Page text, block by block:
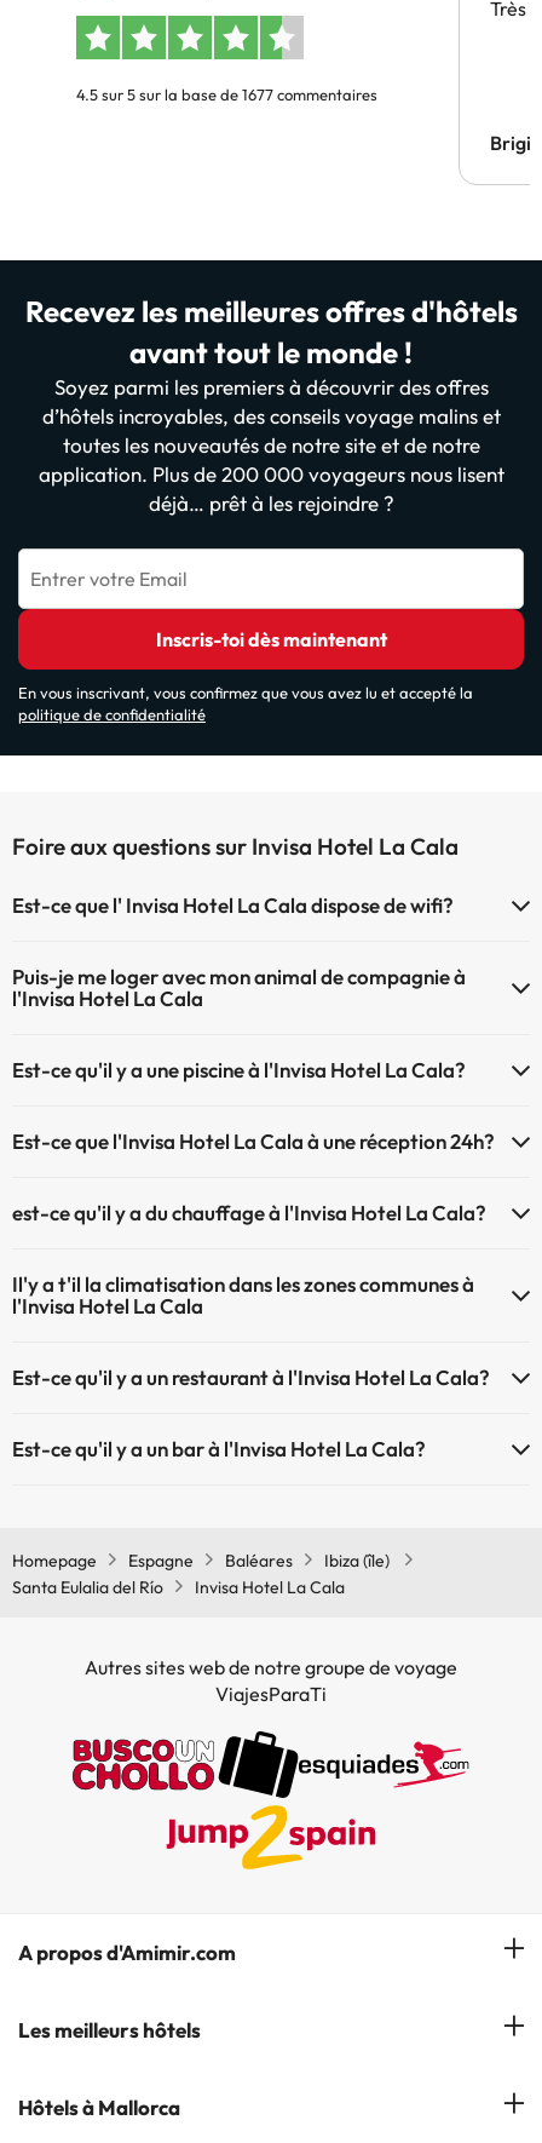
4.5 sur 5 sur la base de 1677 commentaires
Très
Recevez les meilleures offres d'hôtels
avant tout le monde !
Soyez parmi les premiers à découvrir des offres
d’hôtels incroyables, des conseils voyage malins et
toutes les nouveautés de notre site et de notre
application. Plus de 200 000 voyageurs nous lisent
déjà… prêt à les rejoindre ?
Entrer votre Email
Inscris-toi dès maintenant
En vous inscrivant, vous confirmez que vous avez lu et accepté la
politique de confidentialité
Foire aux questions sur Invisa Hotel La Cala
Est-ce que l' Invisa Hotel La Cala dispose de wifi?
Puis-je me loger avec mon animal de compagnie à
l'Invisa Hotel La Cala
admis.
Est-ce qu'il y a une piscine à l'Invisa Hotel La Cala?
plus d'info sur la piscine et d'autres installations.
Est-ce que l'Invisa Hotel La Cala à une réception 24h?
est-ce qu'il y a du chauffage à l'Invisa Hotel La Cala?
communes
Il'y a t'il la climatisation dans les zones communes à
l'Invisa Hotel La Cala
Cala
Est-ce qu'il y a un restaurant à l'Invisa Hotel La Cala?
Est-ce qu'il y a un bar à l'Invisa Hotel La Cala?
Homepage Espagne Baléares
Ibiza (île)
Santa Eulalia del Río
Invisa Hotel La Cala
Autres sites web de notre groupe de voyage
ViajesParaTi
A propos d'Amimir.com
Notre équipe
S'abonner à notre bulletin d'information
Les meilleurs hôtels
Hôtels à Salou
Hôtels à Mallorca